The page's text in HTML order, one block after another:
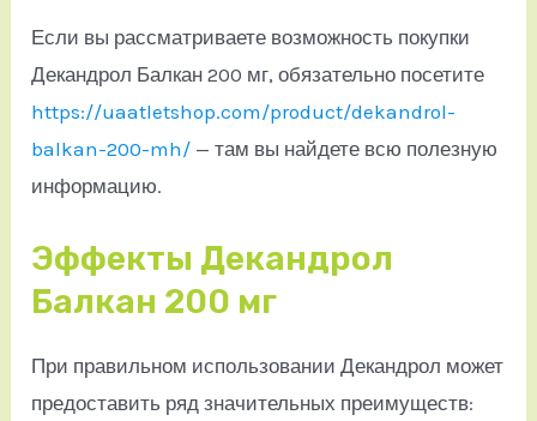
Если вы рассматриваете возможность покупки
Декандрол Балкан 200 мг, обязательно посетите
https://uaatletshop.com/product/dekandrol-
balkan-200-mh/ — там вы найдете всю полезную
информацию.
Эффекты Декандрол
Балкан 200 мг
При правильном использовании Декандрол может
предоставить ряд значительных преимуществ: